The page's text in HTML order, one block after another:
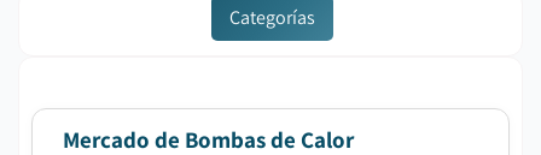
Categorías
Mercado de Bombas de Calor